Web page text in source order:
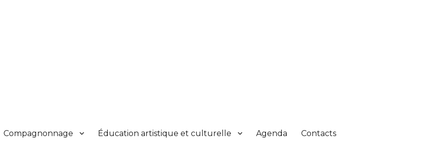
Compagnonnage Éducation artistique et culturelle Agenda Contacts